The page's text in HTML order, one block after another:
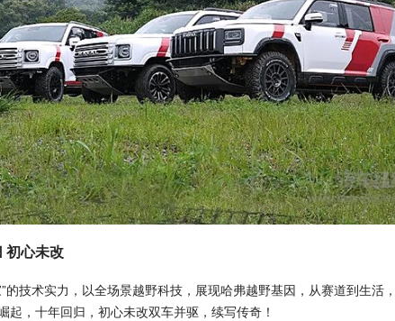
初心未改
技术实力，以全场景越野科技，展现哈弗越野基因，从赛道到生活
起，十年回归，初心未改双车并驱，续写传奇！